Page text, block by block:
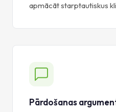
apmācāt starptautiskus
Pārdošanas